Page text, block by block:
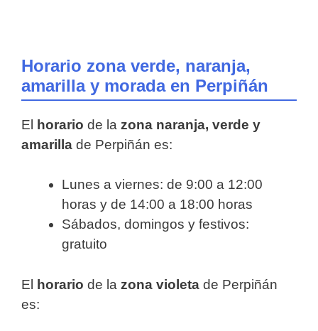
Horario zona verde, naranja,
amarilla y morada en Perpiñán
El horario de la zona naranja, verde y
amarilla de Perpiñán es:
Lunes a viernes: de 9:00 a 12:00
horas y de 14:00 a 18:00 horas
Sábados, domingos y festivos:
gratuito
El horario de la zona violeta de Perpiñán
es: